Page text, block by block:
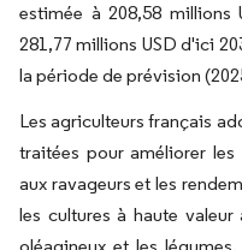
estimée à 208,58 millions
281,77 millions USD d'ici
la période de prévision
Les agriculteurs français
traitées pour améliorer
aux ravageurs et les
les cultures à haute